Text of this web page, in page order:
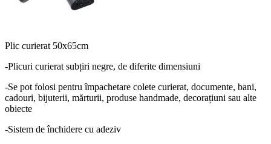
Plic curierat 50x65cm
-Plicuri curierat subțiri negre, de diferite dimensiuni
-Se pot folosi pentru împachetare colete curierat, documente, bani,
cadouri, bijuterii, mărturii, produse handmade, decorațiuni sau alte
obiecte
-Sistem de închidere cu adeziv